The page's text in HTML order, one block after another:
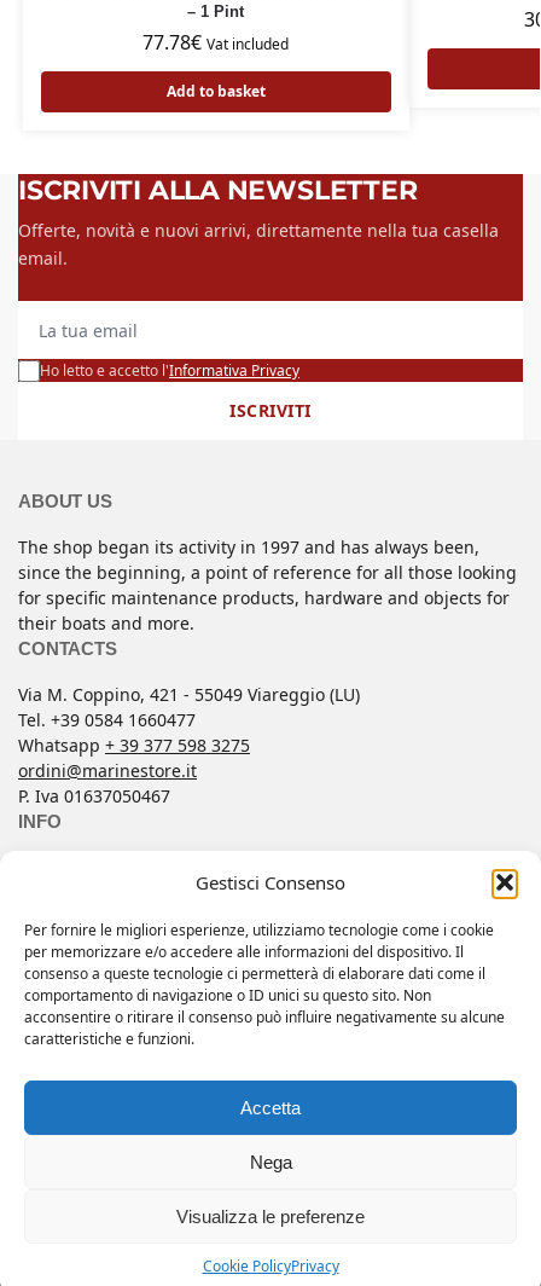
Gestisci Consenso
Per fornire le migliori esperienze, utilizziamo tecnologie come i cookie
per memorizzare e/o accedere alle informazioni del dispositivo. Il
consenso a queste tecnologie ci permetterà di elaborare dati come il
comportamento di navigazione o ID unici su questo sito. Non
acconsentire o ritirare il consenso può influire negativamente su alcune
caratteristiche e funzioni.
Accetta
Nega
Visualizza le preferenze
Cookie PolicyPrivacy
– 1 Pint
77.78€ Vat included
Add to basket
ISCRIVITI ALLA NEWSLETTER
Offerte, novità e nuovi arrivi, direttamente nella tua casella
email.
Ho letto e accetto l'Informativa Privacy
ISCRIVITI
ABOUT US
The shop began its activity in 1997 and has always been,
since the beginning, a point of reference for all those looking
for specific maintenance products, hardware and objects for
their boats and more.
CONTACTS
Via M. Coppino, 421 - 55049 Viareggio (LU)
Tel. +39 0584 1660477
Whatsapp + 39 377 598 3275
ordini@marinestore.it
P. Iva 01637050467
INFO
FAQ
My account
Privacy Policy
Wishlist
Copyright 2025 © All rights reserved.
All pricese are VAT included.